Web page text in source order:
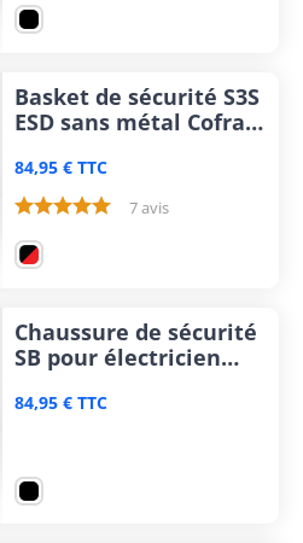
Basket de sécurité S3S
ESD sans métal Cofra
84,95 € TTC
7 avis
Chaussure de sécurité
SB pour électricien
84,95 € TTC